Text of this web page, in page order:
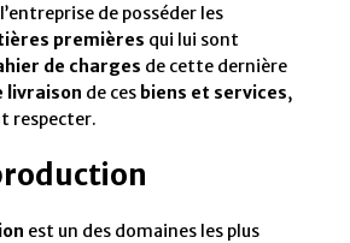
de posséder les
premières qui lui sont
de charges de cette dernière
livraison de ces biens et services,
respecter.
est un des domaines les plus